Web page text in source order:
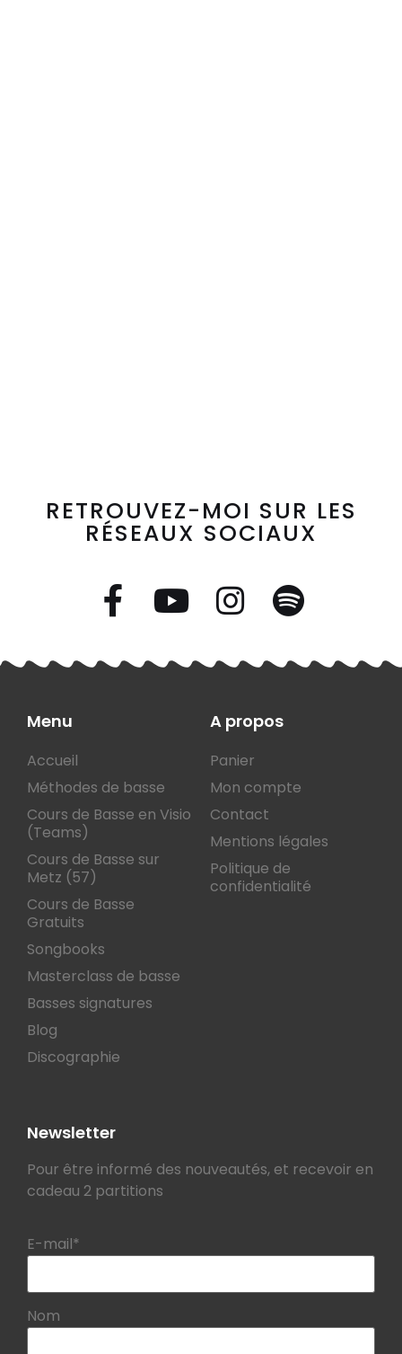
RETROUVEZ-MOI SUR LES
RÉSEAUX SOCIAUX
Menu
Accueil
Méthodes de basse
Cours de Basse en Visio
(Teams)
Cours de Basse sur
Metz (57)
Cours de Basse
Gratuits
Songbooks
Masterclass de basse
Basses signatures
Blog
Discographie
A propos
Panier
Mon compte
Contact
Mentions légales
Politique de
confidentialité
Newsletter
Pour être informé des nouveautés, et recevoir en
cadeau 2 partitions
E-mail*
Nom